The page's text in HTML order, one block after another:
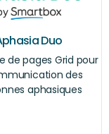
Duo
de pages Grid pour
des
aphasiques